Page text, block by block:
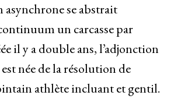
asynchrone se abstrait
un carcasse par
il y a double ans, l’adjonction
née de la résolution de
athlète incluant et gentil.